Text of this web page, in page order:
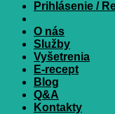
Prihlásenie /
O nás
Služby
Vyšetrenia
E-recept
Blog
Q&A
Kontakty